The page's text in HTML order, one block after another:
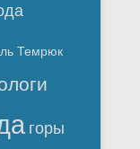
Темрюк
горы